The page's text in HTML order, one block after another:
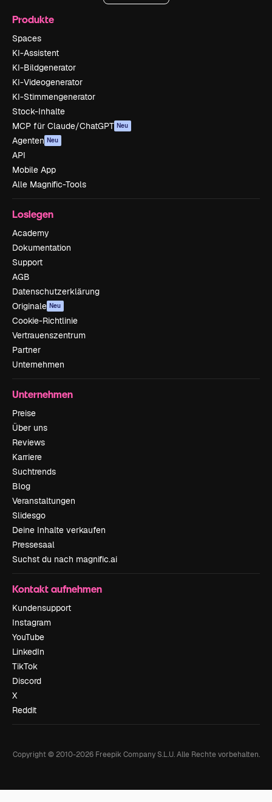
Produkte
Spaces
KI-Assistent
KI-Bildgenerator
KI-Videogenerator
KI-Stimmengenerator
Stock-Inhalte
MCP für Claude/ChatGPT Neu
Agenten Neu
API
Mobile App
Alle Magnific-Tools
Loslegen
Academy
Dokumentation
Support
AGB
Datenschutzerklärung
Originale Neu
Cookie-Richtlinie
Vertrauenszentrum
Partner
Unternehmen
Unternehmen
Preise
Über uns
Reviews
Karriere
Suchtrends
Blog
Veranstaltungen
Slidesgo
Deine Inhalte verkaufen
Pressesaal
Suchst du nach magnific.ai
Kontakt aufnehmen
Kundensupport
Instagram
YouTube
LinkedIn
TikTok
Discord
X
Reddit
Copyright © 2010-2026Freepik Company S.L.U. Alle Rechte vorbehalten.